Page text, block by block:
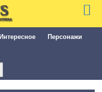
Персонажи